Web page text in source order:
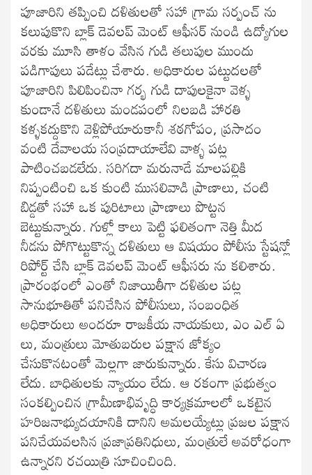
పూజారిని తప్పించి దళితులతో సహా గ్రామ సర్పంచ్ ను
కలుపుకొని బ్లాక్ డెవలప్ మెంట్ ఆఫీసర్ నుండి ఉద్యోగుల
వరకు మూసి తాళం వేసిన గుడి తలుపుల ముందు
పడిగాపులు పడేట్లు చేశారు. అధికారుల పట్టుదలతో
పూజారిని పిలిపించినా గర్భ గుడి దాపులకైనా వెళ్ళ
కుండానే దళితులు మండపంలో నిలబడి హారతి
కళ్ళకద్దుకొని వెళ్లిపోయారుకానీ శఠగోపం, ప్రసాదం
వంటి దేవాలయ సంప్రదాయాలేవి వాళ్ళ పట్ల
పాటించబడలేదు. సరిగదా మరునాడే మాలపల్లికి
నిప్పంటించి ఒక కుంటి ముసలివాడి ప్రాణాలు, చంటి
బిడ్డతో సహా ఒక పురిటాలు ప్రాణాలు పొట్టన
బెట్టుకున్నారు. గుళ్లో కాలు పెట్టి ఫలితంగా నెత్తి మీద
నీడను పోగొట్టుకొన్న దళితులు ఆ విషయం పోలీసు స్టేషన్లో
రిపోర్ట్ చేసి బ్లాక్ డెవలప్ మెంట్ ఆఫీసరు ను కలిశారు.
ప్రారంభంలో ఎంతో నిజాయితీగా దళితుల పట్ల
సానుభూతితో పనిచేసిన పోలీసులు, సంబంధిత
అధికారులు అందరూ రాజకీయ నాయకులు, ఎం ఎల్ ఏ
లు, మంత్రులు మోతుబరుల పక్షాన జోక్యం
చేసుకొనటంతో మెల్లగా జారుకున్నారు. కేసు విచారణ
లేదు. బాధితులకు న్యాయం లేదు. ఆ రకంగా ప్రభుత్వం
సంకల్పించిన గ్రామీణాభివృద్ధి కార్యక్రమాలలో ఒకటైన
హరిజనాభ్యుదయానికి దానిని అమలయ్యేట్లు ప్రజల పక్షాన
పనిచేయవలసిన ప్రజాప్రతినిధులు, మంత్రులే అవరోధంగా
ఉన్నారని రచయిత్రి సూచించింది.